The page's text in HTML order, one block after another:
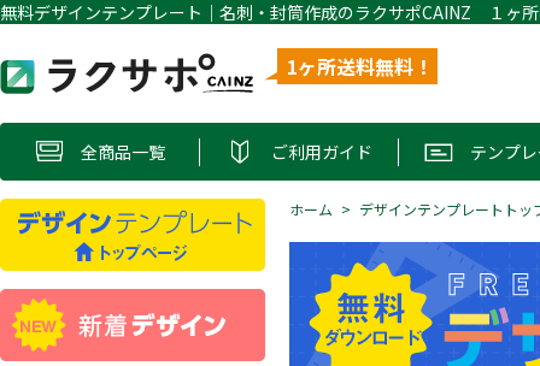
1ヶ所送料無料！
全商品一覧 ご利用ガイド テンプ
ホーム デザインテンプレートトッ